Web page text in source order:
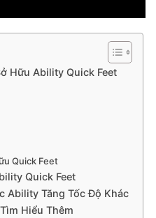
Hữu Ability Quick Feet
Quick Feet
Quick Feet
Ability Tăng Tốc Độ Khác
Hiểu Thêm